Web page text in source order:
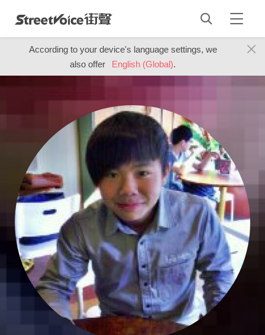
According to your device's language settings, we
also offer
English (Global).